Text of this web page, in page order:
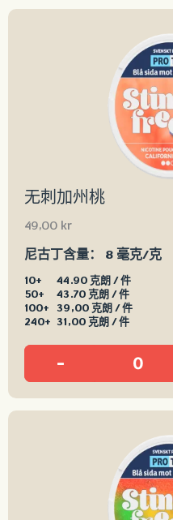
无刺加州桃
49,00 kr
尼古丁含量： 8 毫克/克
10+
44.90 克朗 / 件
50+
43.70 克朗 / 件
100+
39,00 克朗 / 件
240+ 31,00 克朗 / 件
-